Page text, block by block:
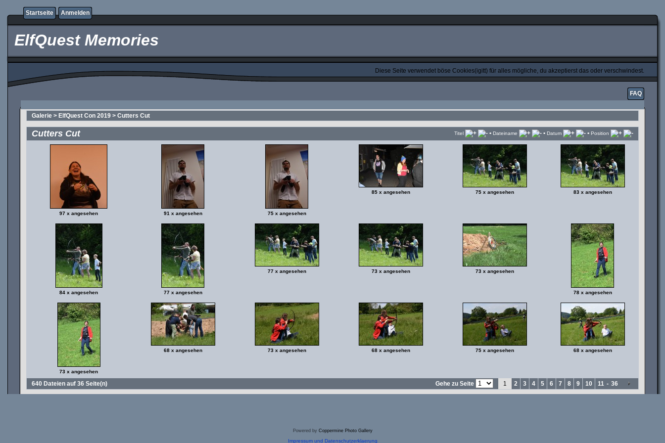
Startseite Anmelden
ElfQuest Memories
Diese Seite verwendet böse Cookies(igitt) für alles mögliche, du akzeptierst das oder verschwindest.
FAQ
Galerie > ElfQuest Con 2019 > Cutters Cut
Cutters Cut Titel • Dateiname • Datum • Position
97 x angesehen 91 x angesehen 75 x angesehen
85 x angesehen 75 x angesehen 83 x angesehen
84 x angesehen 77 x angesehen
77 x angesehen 73 x angesehen 73 x angesehen
78 x angesehen
73 x angesehen
68 x angesehen 73 x angesehen 68 x angesehen 75 x angesehen 68 x angesehen
640 Dateien auf 36 Seite(n) Gehe zu Seite 1 2 3 4 5 6 7 8 9 10 11 - 36
Powered by Coppermine Photo Gallery
Impressum und Datenschutzerklaerung